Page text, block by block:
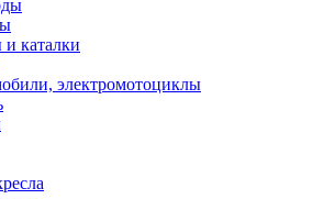
каталки
электромотоциклы